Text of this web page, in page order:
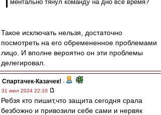
ментально тянул команду на дно всё время?
Такое исключать нельзя, достаточно
посмотреть на его обремененное проблемами
лицо. И вполне вероятно он эти проблемы
делегировал.
Спартачек-Казачек! -
31 июл 2024 22:10
Ребзя кто пишит,что защита сегодня срала
безбожно и привозили себе сами и нервяк